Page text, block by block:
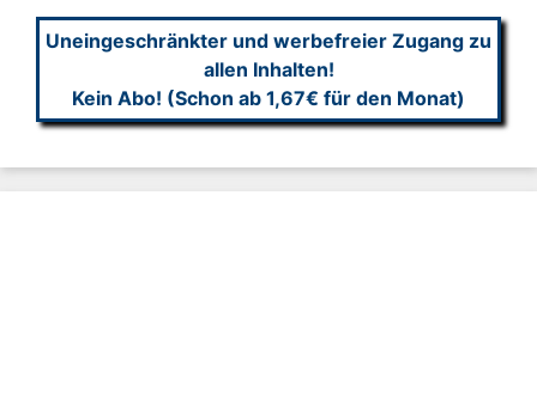
Uneingeschränkter und werbefreier Zugang zu
allen Inhalten!
Kein Abo! (Schon ab 1,67€ für den Monat)